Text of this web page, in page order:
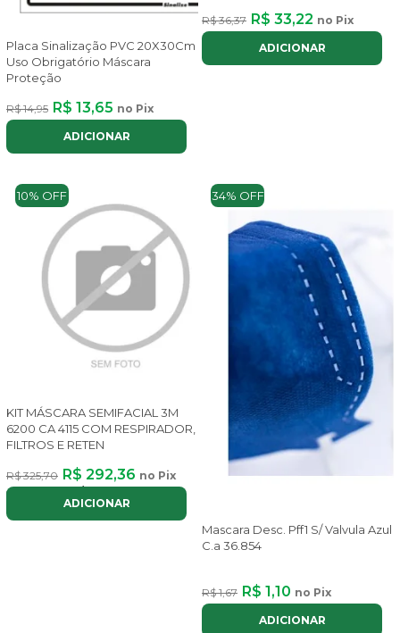
Placa Sinalização PVC 20X30Cm
Uso Obrigatório Máscara
Proteção
R$ 14,95 R$ 13,65 no Pix
ADICIONAR
R$ 36,37 R$ 33,22 no Pix
ADICIONAR
10% OFF
KIT MÁSCARA SEMIFACIAL 3M
6200 CA 4115 COM RESPIRADOR,
FILTROS E RETEN
R$ 325,70 R$ 292,36 no Pix
ou até
ADICIONAR
34% OFF
Mascara Desc. Pff1 S/ Valvula Azul
C.a 36.854
R$ 1,67 R$ 1,10 no Pix
ADICIONAR